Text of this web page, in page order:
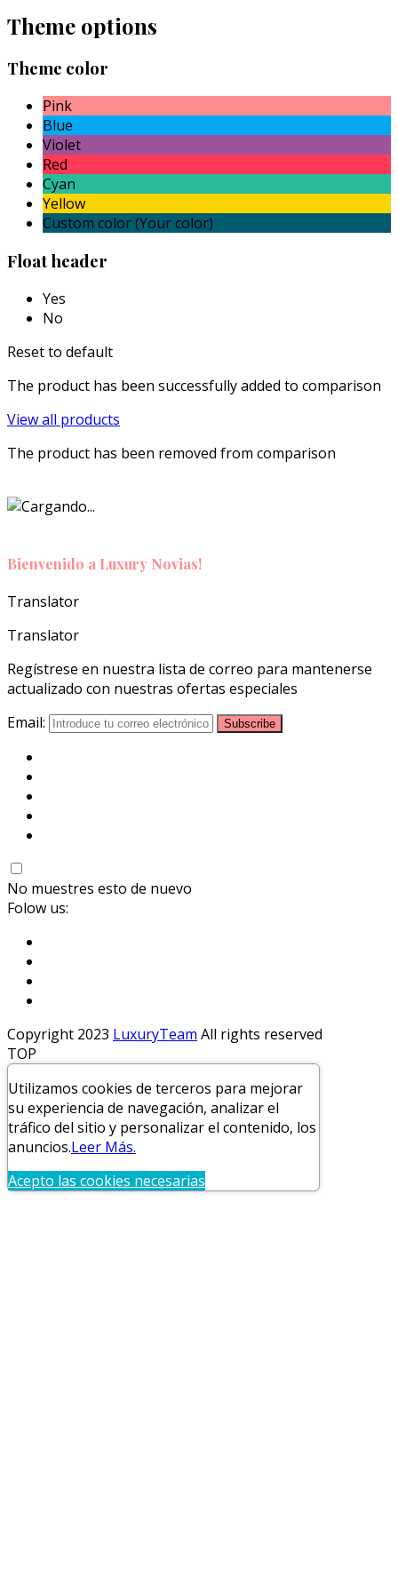
Theme options
Theme color
Pink
Blue
Violet
Red
Cyan
Yellow
Custom color (Your color)
Float header
Yes
No
Reset to default
The product has been successfully added to comparison
View all products
The product has been removed from comparison
Bienvenido a Luxury Novias!
Translator
Translator
Regístrese en nuestra lista de correo para mantenerse
actualizado con nuestras ofertas especiales
Email:
No muestres esto de nuevo
Folow us:
Copyright 2023 LuxuryTeam All rights reserved
TOP
Utilizamos cookies de terceros para mejorar
su experiencia de navegación, analizar el
tráfico del sitio y personalizar el contenido, los
anuncios.Leer Más.
Acepto las cookies necesarias